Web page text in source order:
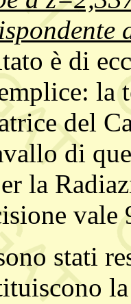
è di
la
del
di
la
vale
stati